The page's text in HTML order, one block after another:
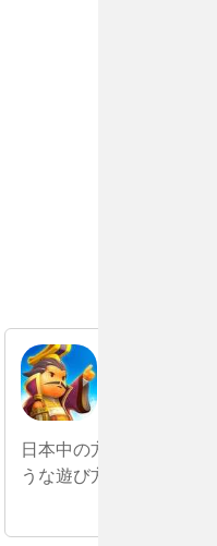
日本中の方々と競い合う
うな遊び方が出来る